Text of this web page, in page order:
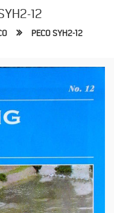
12
PECO SYH2-12